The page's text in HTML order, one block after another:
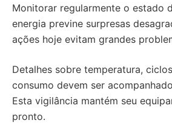
Monitorar regularmente o estado
energia previne surpresas
ações hoje evitam grandes
Detalhes sobre temperatura,
consumo devem ser
Esta vigilância mantém seu
pronto.